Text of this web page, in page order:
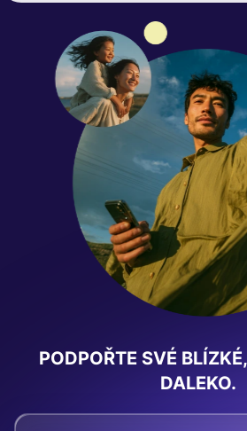
PODPOŘTE SVÉ
DALEKO.